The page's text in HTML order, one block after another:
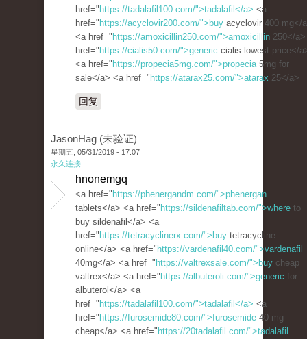
href=" https://tadalafil100.com/">tadalafil</a> <a
href=" https://acyclovir200.com/">buy acyclovir 400 mg</
<a href=" https://amoxicillin250.com/">amoxicillin 250</
href=" https://cialis50.com/">generic cialis lowest price</
<a href=" https://propecia5mg.com/">propecia5mg for
sale</a> <a href=" https://atarax25.com/">atarax 25</a>
回复
JasonHag (未验证)
星期五, 05/31/2019 - 17:07
永久连接
hnonemgq
<a href=" https://phenergandm.com/">phenergan
tablets</a> <a href=" https://sildenafiltab.com/">where to
buy sildenafil</a> <a
href=" https://tetracyclinerx.com/">buy tetracycline
online</a> <a href=" https://vardenafil40.com/">vardenafil
40mg</a> <a href=" https://valtrexsale.com/">buy cheap
valtrex</a> <a href=" https://albuteroli.com/">generic for
albuterol</a> <a
href=" https://tadalafil100.com/">tadalafil</a> <a
href=" https://furosemide80.com/">furosemide 40 mg
cheap</a> <a href=" https://20tadalafil.com/">tadalafil